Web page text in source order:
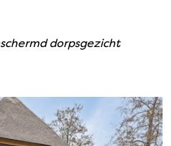
dorpsgezicht